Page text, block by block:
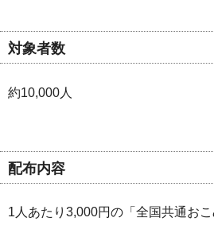
対象者数
約10,000人
配布内容
1人あたり3,000円の「全国共通おこ